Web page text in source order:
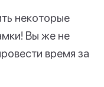
некоторые
Вы же не
время за